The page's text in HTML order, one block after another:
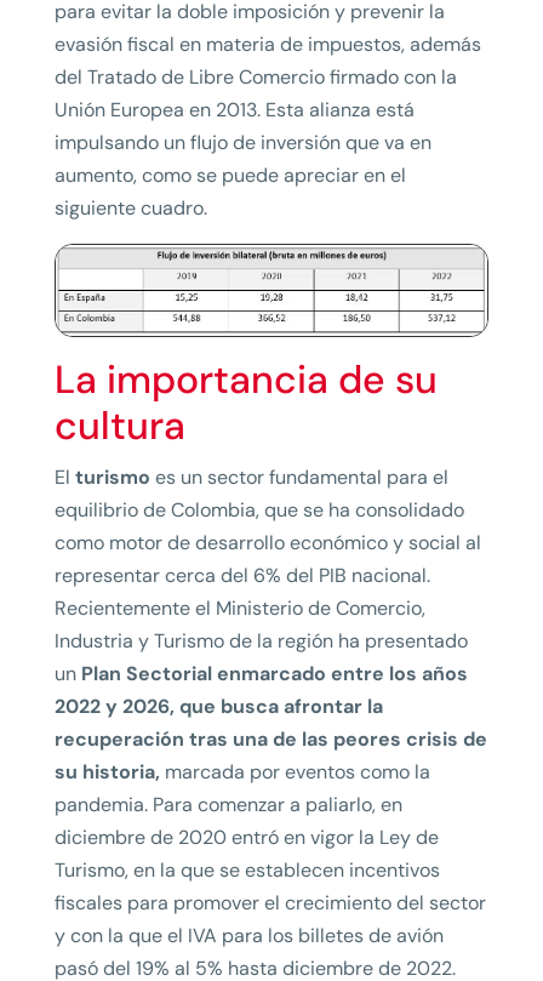
para evitar la doble imposición y prevenir la
evasión fiscal en materia de impuestos, además
del Tratado de Libre Comercio firmado con la
Unión Europea en 2013. Esta alianza está
impulsando un flujo de inversión que va en
aumento, como se puede apreciar en el
siguiente cuadro.
La importancia de su
cultura
El turismo es un sector fundamental para el
equilibrio de Colombia, que se ha consolidado
como motor de desarrollo económico y social al
representar cerca del 6% del PIB nacional.
Recientemente el Ministerio de Comercio,
Industria y Turismo de la región ha presentado
un Plan Sectorial enmarcado entre los años
2022 y 2026, que busca afrontar la
recuperación tras una de las peores crisis de
su historia, marcada por eventos como la
pandemia. Para comenzar a paliarlo, en
diciembre de 2020 entró en vigor la Ley de
Turismo, en la que se establecen incentivos
fiscales para promover el crecimiento del sector
y con la que el IVA para los billetes de avión
pasó del 19% al 5% hasta diciembre de 2022.